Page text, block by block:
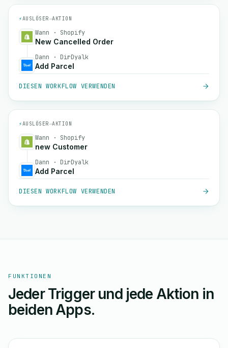
⚡AUSLÖSER→AKTION
Wann · Shopify
New Cancelled Order
Dann · DirDyalk
Add Parcel
DIESEN WORKFLOW VERWENDEN
⚡AUSLÖSER→AKTION
Wann · Shopify
new Customer
Dann · DirDyalk
Add Parcel
DIESEN WORKFLOW VERWENDEN
FUNKTIONEN
Jeder Trigger und jede Aktion in
beiden Apps.